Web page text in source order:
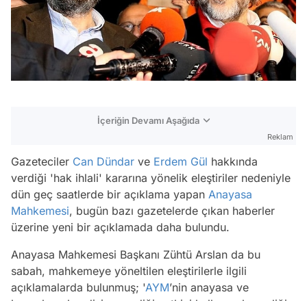
İçeriğin Devamı Aşağıda
Reklam
Gazeteciler Can Dündar ve Erdem Gül hakkında
verdiği 'hak ihlali' kararına yönelik eleştiriler nedeniyle
dün geç saatlerde bir açıklama yapan Anayasa
Mahkemesi, bugün bazı gazetelerde çıkan haberler
üzerine yeni bir açıklamada daha bulundu.
Anayasa Mahkemesi Başkanı Zühtü Arslan da bu
sabah, mahkemeye yöneltilen eleştirilerle ilgili
açıklamalarda bulunmuş; 'AYM’nin anayasa ve